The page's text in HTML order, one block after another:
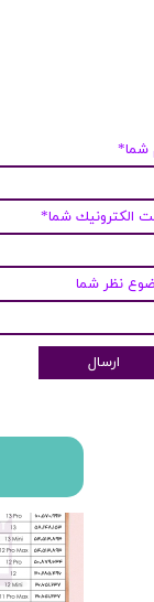
شما*
الكترونيك شما*
نظر شما
ارسال